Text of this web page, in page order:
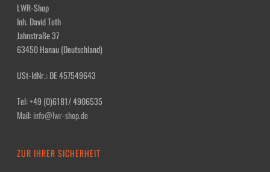
LWR-Shop
Inh. David Toth
Jahnstraße 37
63450 Hanau (Deutschland)
USt-IdNr.: DE 457549643
Tel: +49 (0)6181/ 4906535
Mail:info@lwr-shop.de
ZUR IHRER SICHERHEIT